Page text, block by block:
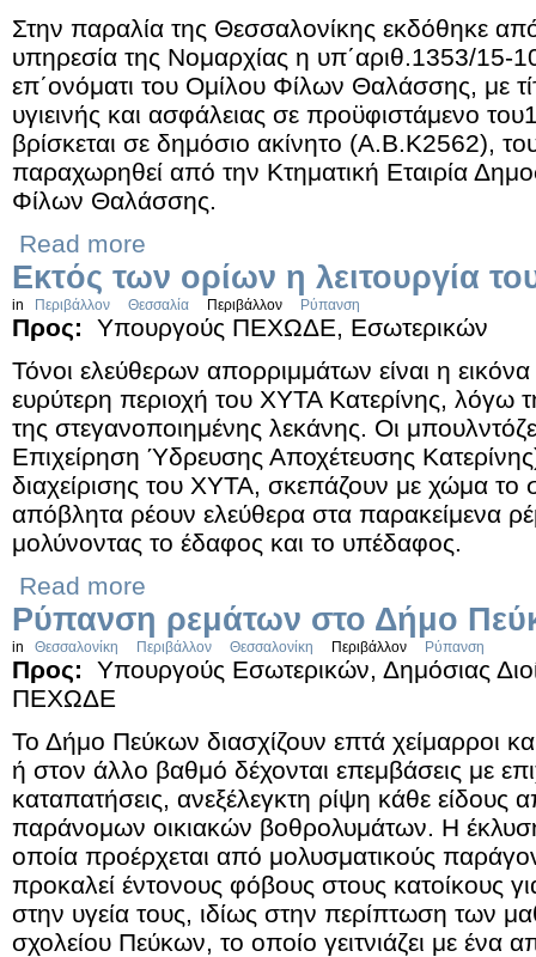
Στην παραλία της Θεσσαλονίκης εκδόθηκε
υπηρεσία της Νομαρχίας η υπ΄αριθ.1353/15-
επ΄ονόματι του Ομίλου Φίλων Θαλάσσης, με
υγιεινής και ασφάλειας σε προϋφιστάμενο
βρίσκεται σε δημόσιο ακίνητο (Α.Β.Κ2562),
παραχωρηθεί από την Κτηματική Εταιρία
Φίλων Θαλάσσης.
Read more
Εκτός των ορίων η λειτουργία
in Περιβάλλον Θεσσαλία Περιβάλλον Ρύπανση
Προς:
Υπουργούς ΠΕΧΩΔΕ, Εσωτερικών
Τόνοι ελεύθερων απορριμμάτων είναι η
ευρύτερη περιοχή του ΧΥΤΑ Κατερίνης, λόγω
της στεγανοποιημένης λεκάνης. Οι
Επιχείρηση Ύδρευσης Αποχέτευσης
διαχείρισης του ΧΥΤΑ, σκεπάζουν με χώμα το
απόβλητα ρέουν ελεύθερα στα παρακείμενα
μολύνοντας το έδαφος και το υπέδαφος.
Read more
Ρύπανση ρεμάτων στο Δήμο
in Θεσσαλονίκη Περιβάλλον Θεσσαλονίκη Περιβάλλον Ρύπανση
Προς:
Υπουργούς Εσωτερικών, Δημόσιας
ΠΕΧΩΔΕ
Το Δήμο Πεύκων διασχίζουν επτά χείμαρροι
ή στον άλλο βαθμό δέχονται επεμβάσεις με
καταπατήσεις, ανεξέλεγκτη ρίψη κάθε είδους
παράνομων οικιακών βοθρολυμάτων. Η
οποία προέρχεται από μολυσματικούς
προκαλεί έντονους φόβους στους κατοίκους
στην υγεία τους, ιδίως στην περίπτωση των
σχολείου Πεύκων, το οποίο γειτνιάζει με